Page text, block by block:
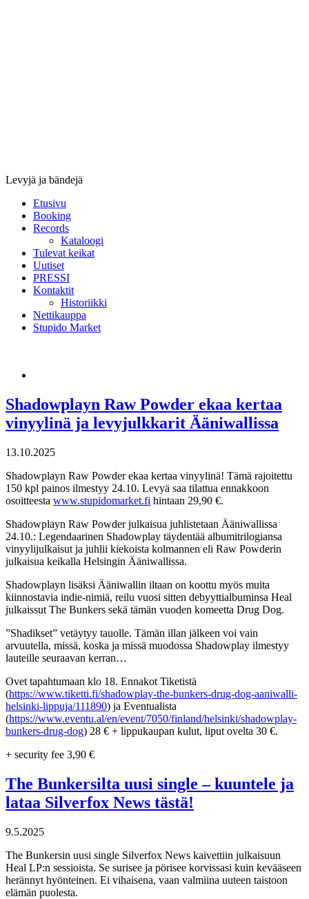
Levyjä ja bändejä
Etusivu
Booking
Records
Kataloogi
Tulevat keikat
Uutiset
PRESSI
Kontaktit
Historiikki
Nettikauppa
Stupido Market
Shadowplayn Raw Powder ekaa kertaa
vinyylinä ja levyjulkkarit Ääniwallissa
13.10.2025
Shadowplayn Raw Powder ekaa kertaa vinyylinä! Tämä rajoitettu
150 kpl painos ilmestyy 24.10. Levyä saa tilattua ennakkoon
osoitteesta www.stupidomarket.fi hintaan 29,90 €.
Shadowplayn Raw Powder julkaisua juhlistetaan Ääniwallissa
24.10.: Legendaarinen Shadowplay täydentää albumitrilogiansa
vinyylijulkaisut ja juhlii kiekoista kolmannen eli Raw Powderin
julkaisua keikalla Helsingin Ääniwallissa.
Shadowplayn lisäksi Ääniwallin iltaan on koottu myös muita
kiinnostavia indie-nimiä, reilu vuosi sitten debyyttialbuminsa Heal
julkaissut The Bunkers sekä tämän vuoden komeetta Drug Dog.
”Shadikset” vetäytyy tauolle. Tämän illan jälkeen voi vain
arvuutella, missä, koska ja missä muodossa Shadowplay ilmestyy
lauteille seuraavan kerran…
Ovet tapahtumaan klo 18. Ennakot Tiketistä
(https://www.tiketti.fi/shadowplay-the-bunkers-drug-dog-aaniwalli-
helsinki-lippuja/111890) ja Eventualista
(https://www.eventu.al/en/event/7050/finland/helsinki/shadowplay-
bunkers-drug-dog) 28 € + lippukaupan kulut, liput ovelta 30 €.
+ security fee 3,90 €
The Bunkersilta uusi single – kuuntele ja
lataa Silverfox News tästä!
9.5.2025
The Bunkersin uusi single Silverfox News kaivettiin julkaisuun
Heal LP:n sessioista. Se surisee ja pörisee korvissasi kuin kevääseen
herännyt hyönteinen. Ei vihaisena, vaan valmiina uuteen taistoon
elämän puolesta.